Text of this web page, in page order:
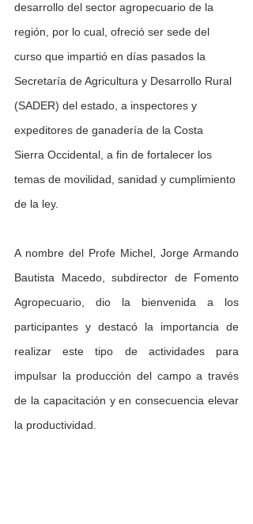
desarrollo del sector agropecuario de la
región, por lo cual, ofreció ser sede del
curso que impartió en días pasados la
Secretaría de Agricultura y Desarrollo Rural
(SADER) del estado, a inspectores y
expeditores de ganadería de la Costa
Sierra Occidental, a fin de fortalecer los
temas de movilidad, sanidad y cumplimiento
de la ley.
A nombre del Profe Michel, Jorge Armando
Bautista Macedo, subdirector de Fomento
Agropecuario, dio la bienvenida a los
participantes y destacó la importancia de
realizar este tipo de actividades para
impulsar la producción del campo a través
de la capacitación y en consecuencia elevar
la productividad.